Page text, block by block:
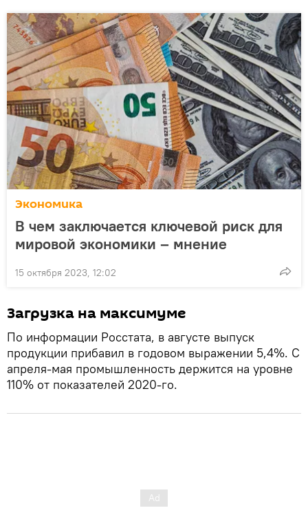
Экономика
В чем заключается ключевой риск для
мировой экономики – мнение
15 октября 2023, 12:02
Загрузка на максимуме
По информации Росстата, в августе выпуск
продукции прибавил в годовом выражении 5,4%. С
апреля-мая промышленность держится на уровне
110% от показателей 2020-го.